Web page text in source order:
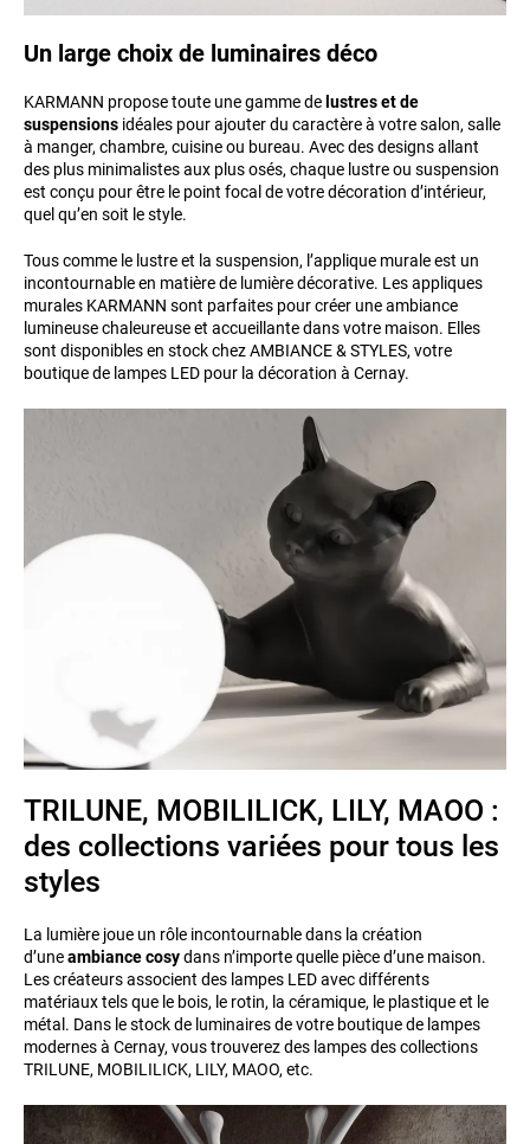
Un large choix de luminaires déco
KARMANN propose toute une gamme delustres et de
suspensions idéales pour ajouter du caractère à votre salon, salle
à manger, chambre, cuisine ou bureau. Avec des designs allant
des plus minimalistes aux plus osés, chaque lustre ou suspension
est conçu pour être le point focal de votre décoration d’intérieur,
quel qu’en soit le style.
Tous comme le lustre et la suspension, l’applique murale est un
incontournable en matière de lumière décorative. Les appliques
murales KARMANN sont parfaites pour créer une ambiance
lumineuse chaleureuse et accueillante dans votre maison. Elles
sont disponibles en stock chez AMBIANCE & STYLES, votre
boutique de lampes LED pour la décoration à Cernay.
TRILUNE, MOBILILICK, LILY, MAOO :
des collections variées pour tous les
styles
La lumière joue un rôle incontournable dans la création
d’uneambiance cosydans n’importe quelle pièce d’une maison.
Les créateurs associent des lampes LED avec différents
matériaux tels que le bois, le rotin, la céramique, le plastique et le
métal. Dans le stock de luminaires de votre boutique de lampes
modernes à Cernay, vous trouverez des lampes des collections
TRILUNE, MOBILILICK, LILY, MAOO, etc.